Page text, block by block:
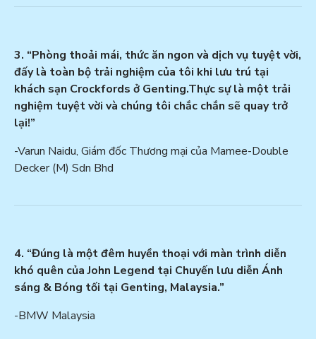
3. “Phòng thoải mái, thức ăn ngon và dịch vụ tuyệt vời,
đấy là toàn bộ trải nghiệm của tôi khi lưu trú tại
khách sạn Crockfords ở Genting.Thực sự là một trải
nghiệm tuyệt vời và chúng tôi chắc chắn sẽ quay trở
lại!”
-Varun Naidu, Giám đốc Thương mại của Mamee-Double
Decker (M) Sdn Bhd
4. “Đúng là một đêm huyền thoại với màn trình diễn
khó quên của John Legend tại Chuyến lưu diễn Ánh
sáng & Bóng tối tại Genting, Malaysia.”
-BMW Malaysia